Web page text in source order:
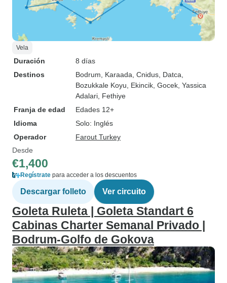
Vela
Duración
8 días
Destinos
Bodrum , Karaada , Cnidus , Datca
Bozukkale Koyu , Ekincik , Gocek , Yassica
Adalari , Fethiye
Franja de edad
Edades 12+
Idioma
Solo: Inglés
Operador
Farout Turkey
Desde
€1,400
Regístrate para acceder a los descuentos
Descargar folleto Ver circuito
Goleta Ruleta | Goleta Standart 6
Cabinas Charter Semanal Privado |
Bodrum-Golfo de Gokova